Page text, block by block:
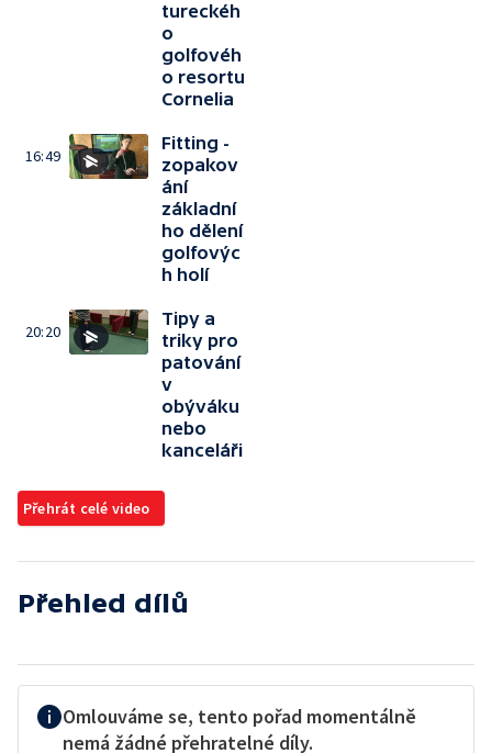
tureckéh
o
golfovéh
o resortu
Cornelia
16:49
Fitting -
zopakov
ání
základní
ho dělení
golfovýc
h holí
20:20
Tipy a
triky pro
patování
v
obýváku
nebo
kanceláři
Přehrát celé video
Přehled dílů
Omlouváme se, tento pořad momentálně
nemá žádné přehratelné díly.